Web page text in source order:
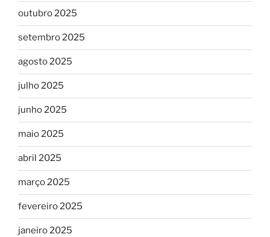
outubro 2025
setembro 2025
agosto 2025
julho 2025
junho 2025
maio 2025
abril 2025
março 2025
fevereiro 2025
janeiro 2025